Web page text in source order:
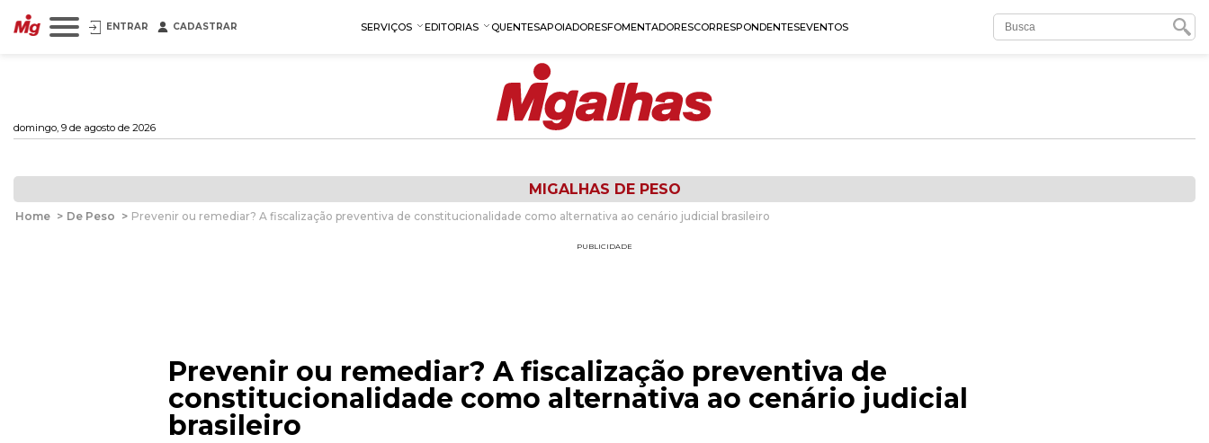
ENTRAR CADASTRAR SERVIÇOS EDITORIAS QUENTESAPOIADORESFOMENTADORESCORRESPONDENTESEVENTOS
domingo, 9 de agosto de 2026
MIGALHAS DE PESO
Home > De Peso > Prevenir ou remediar? A fiscalização preventiva de constitucionalidade como alternativa ao cenário judicial brasileiro
PUBLICIDADE
Prevenir ou remediar? A fiscalização preventiva de
constitucionalidade como alternativa ao cenário judicial
brasileiro